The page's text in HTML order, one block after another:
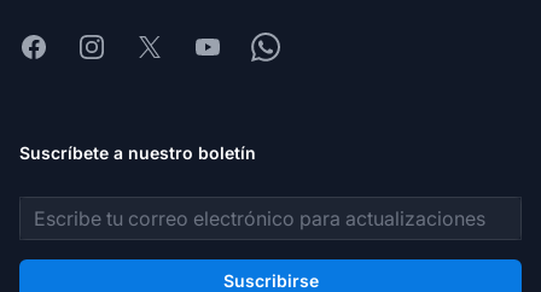
FacebookInstagram
X YoutubeWhatsapp
Suscríbete a nuestro boletín
Dirección de correo electrónico
Suscribirse